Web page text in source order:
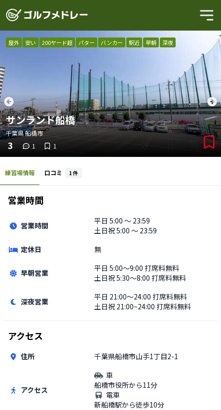
屋外 安い 200ヤード超 パター バンカー 駅近 早朝 深夜
サンランド船橋
千葉県船橋市
3 1 1
練習場情報 口コミ 1 件
営業時間
営業時間 平日 5:00 〜 23:59
土日祝5:00 〜 23:59
定休日
無
早朝営業 平日 5:00〜9:00 打席料無料
土日祝5:30〜8:00 打席料無料
深夜営業 平日 21:00〜24:00 打席料無料
土日祝 21:00~24:00 打席料無料
アクセス
住所 千葉県船橋市山手1丁目2-1
アクセス
車
船橋市役所から11分
電車
新船橋駅から徒歩10分